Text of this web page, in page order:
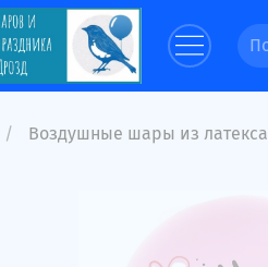
Воздушные шары из латекса